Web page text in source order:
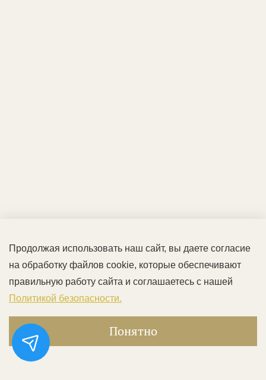
Продолжая использовать наш сайт, вы даете согласие
на обработку файлов cookie, которые обеспечивают
правильную работу сайта и соглашаетесь с нашей
Политикой безопасности.
Понятно